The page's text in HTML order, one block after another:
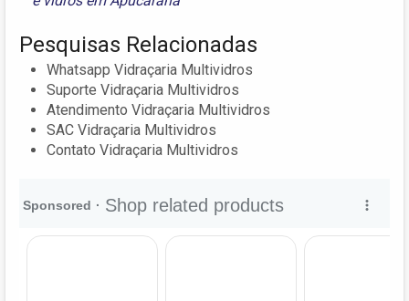
Pesquisas Relacionadas
Whatsapp Vidraçaria Multividros
Suporte Vidraçaria Multividros
Atendimento Vidraçaria Multividros
SAC Vidraçaria Multividros
Contato Vidraçaria Multividros